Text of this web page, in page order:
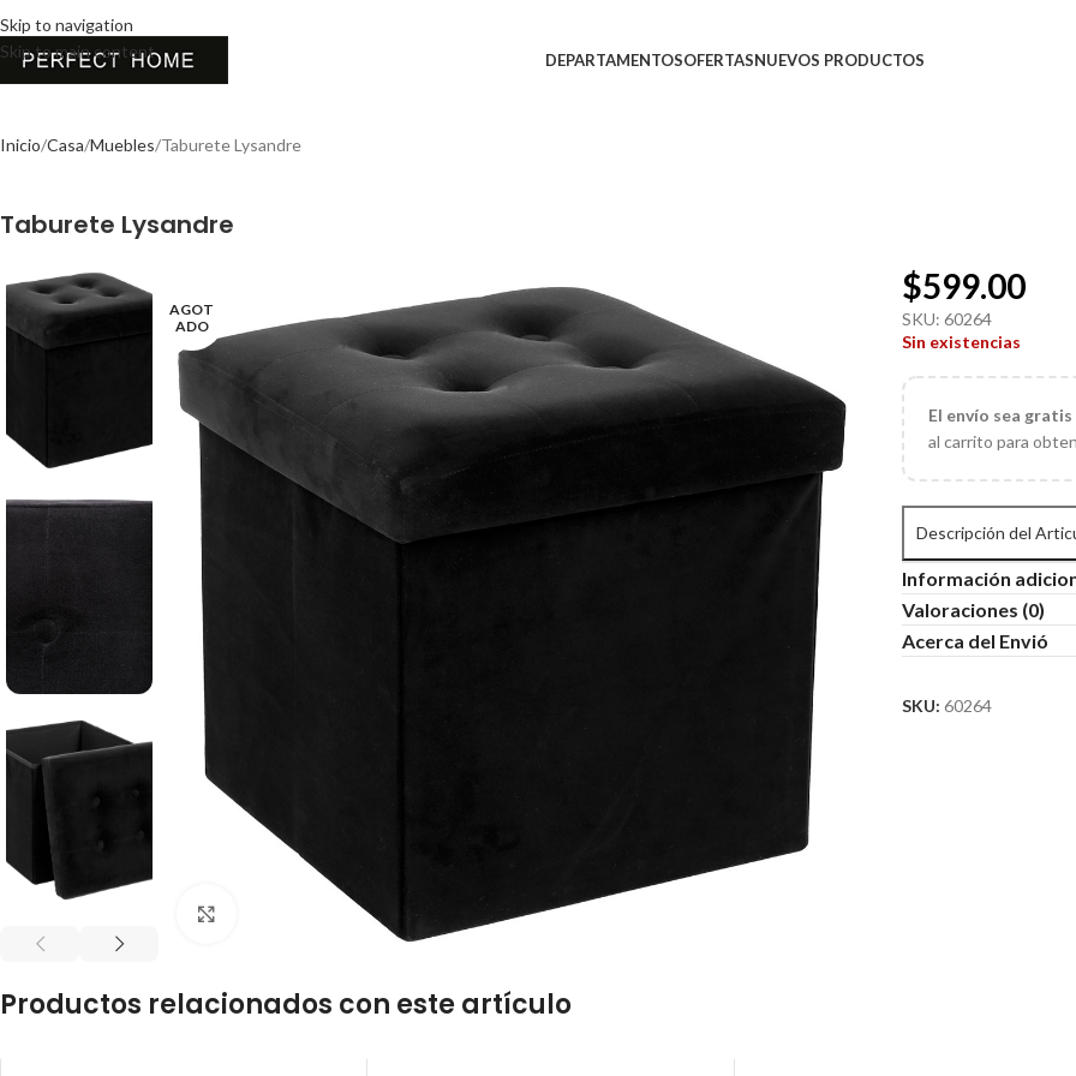
Skip to navigation
Skip to main content
DEPARTAMENTOSOFERTASNUEVOS PRODUCTOS
Inicio Casa Muebles Taburete Lysandre
Taburete Lysandre
AGOT
ADO
$599.00
SKU:60264
Sin existencias
El envío sea
al carrito para
Descripción del
Información
Valoraciones (0)
Acerca del Envió
SKU:60264
Productos relacionados con este artículo